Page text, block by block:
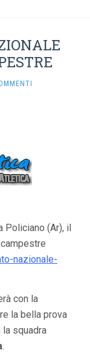
Policiano (Ar), il
nazionale-
con la
la bella prova
squadra
.